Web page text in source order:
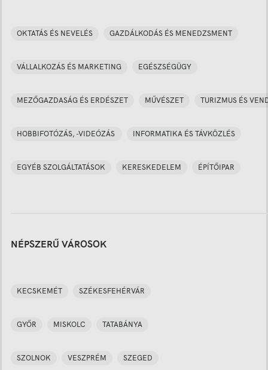
OKTATÁS ÉS NEVELÉS GAZDÁLKODÁS ÉS MENEDZSMENT
VÁLLALKOZÁS ÉS MARKETING EGÉSZSÉGÜGY
MEZŐGAZDASÁG ÉS ERDÉSZET MŰVÉSZET TURIZMUS ÉS
HOBBIFOTÓZÁS, -VIDEÓZÁS INFORMATIKA ÉS TÁVKÖZLÉS
EGYÉB SZOLGÁLTATÁSOK KERESKEDELEM ÉPÍTŐIPAR
NÉPSZERŰ VÁROSOK
KECSKEMÉT SZÉKESFEHÉRVÁR
GYŐR MISKOLC TATABÁNYA
SZOLNOK VESZPRÉM SZEGED